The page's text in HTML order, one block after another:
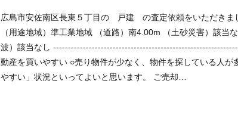
広島市安佐南区長束５丁目の 戸建 の査定依頼をいただきました。
（用途地域）準工業地域 （道路）南4.00m （土砂災害）該
波）該当なし ----------------------------------------------------------------------------- 現在の不動産市況については、 ○住宅ローンが低金利で不
動産を買いやすい ○売り物件が少なく、物件を探している人が多い などの状況ですので、 「不動産売却のやり方によっては高
やすい」状況といってよいと思います。 ご売却…